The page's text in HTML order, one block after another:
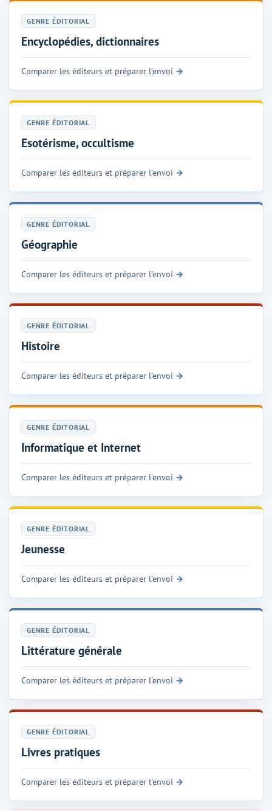
GENRE ÉDITORIAL
Encyclopédies, dictionnaires
Comparer les éditeurs et préparer l'envoi
GENRE ÉDITORIAL
Esotérisme, occultisme
Comparer les éditeurs et préparer l'envoi
GENRE ÉDITORIAL
Géographie
Comparer les éditeurs et préparer l'envoi
GENRE ÉDITORIAL
Histoire
Comparer les éditeurs et préparer l'envoi
GENRE ÉDITORIAL
Informatique et Internet
Comparer les éditeurs et préparer l'envoi
GENRE ÉDITORIAL
Jeunesse
Comparer les éditeurs et préparer l'envoi
GENRE ÉDITORIAL
Littérature générale
Comparer les éditeurs et préparer l'envoi
GENRE ÉDITORIAL
Livres pratiques
Comparer les éditeurs et préparer l'envoi